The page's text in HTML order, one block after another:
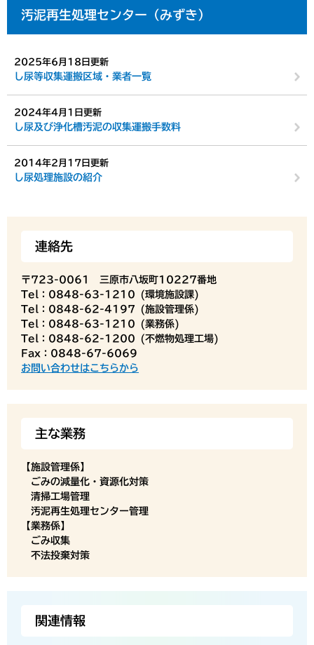
汚泥再生処理センター（みずき）
2025年6月18日更新
し尿等収集運搬区域・業者一覧
2024年4月1日更新
し尿及び浄化槽汚泥の収集運搬手数料
2014年2月17日更新
し尿処理施設の紹介
連絡先
〒723-0061 三原市八坂町10227番地
Tel：0848-63-1210
環境施設課
Tel：0848-62-4197
施設管理係
Tel：0848-63-1210
業務係
Tel：0848-62-1200
不燃物処理工場
Fax：0848-67-6069
お問い合わせはこちらから
主な業務
【施設管理係】
ごみの減量化・資源化対策
清掃工場管理
汚泥再生処理センター管理
【業務係】
ごみ収集
不法投棄対策
関連情報